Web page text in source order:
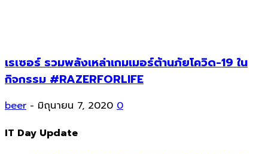
เรเซอร์ รวมพลังเหล่าเกมเมอร์ต้านภัยโควิด-19 ใน
กิจกรรม #RAZERFORLIFE
beer - มิถุนายน 7, 2020 0
IT Day Update